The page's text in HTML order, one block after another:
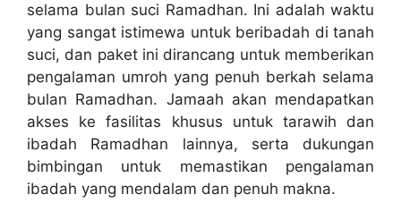
selama bulan suci Ramadhan. Ini adalah waktu
yang sangat istimewa untuk beribadah di tanah
suci, dan paket ini dirancang untuk memberikan
pengalaman umroh yang penuh berkah selama
bulan Ramadhan. Jamaah akan mendapatkan
akses ke fasilitas khusus untuk tarawih dan
ibadah Ramadhan lainnya, serta dukungan
bimbingan untuk memastikan pengalaman
ibadah yang mendalam dan penuh makna.